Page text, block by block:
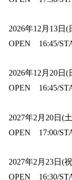
2026年12月13
OPEN 16:45/
2026年12月20
OPEN 16:45/
2027年2月20日(
OPEN 17:00/
2027年2月23日
OPEN 16:30/